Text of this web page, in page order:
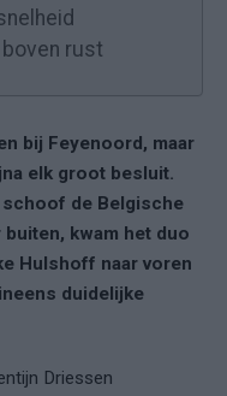
rust
bij Feyenoord, maar
elk groot besluit.
de Belgische
kwam het duo
Hulshoff naar voren
duidelijke
Driessen